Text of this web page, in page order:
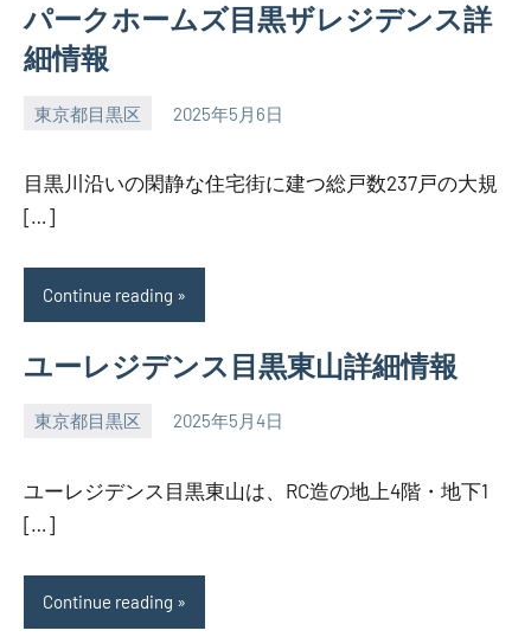
パークホームズ目黒ザレジデンス詳
細情報
東京都目黒区 2025年5月6日
SEZIMO
目黒川沿いの閑静な住宅街に建つ総戸数237戸の大規
[…]
Continue reading
ユーレジデンス目黒東山詳細情報
東京都目黒区 2025年5月4日
SEZIMO
ユーレジデンス目黒東山は、RC造の地上4階・地下1
[…]
Continue reading